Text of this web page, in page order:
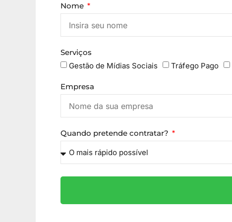
Nome
Serviços
Gestão de Mídias Sociais
Tráfego Pago
Empresa
Quando pretende contratar?